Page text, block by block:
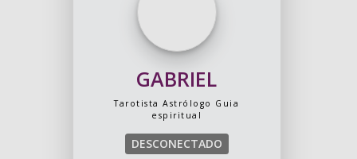
GABRIEL
Tarotista Astrólogo Guia
espiritual
DESCONECTADO